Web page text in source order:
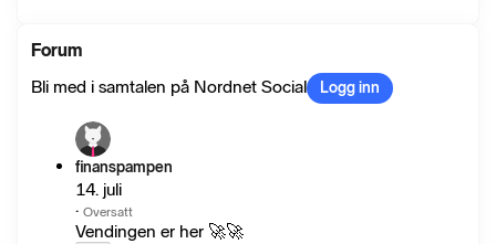
Forum
Bli med i samtalen på Nordnet Social
Logg inn
finanspampen
14. juli
· Oversatt
Vendingen er her 🚀🚀